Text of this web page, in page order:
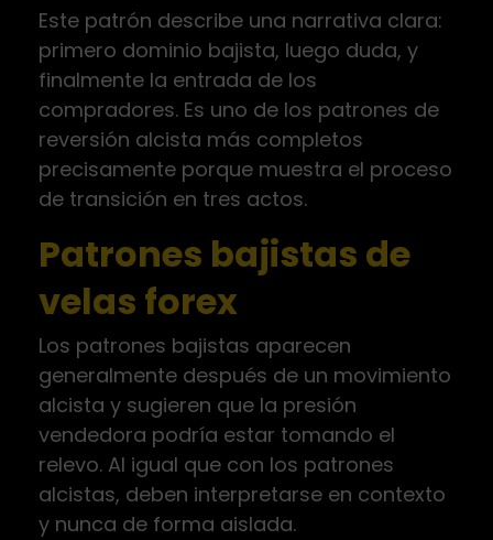
Este patrón describe una narrativa clara:
primero dominio bajista, luego duda, y
finalmente la entrada de los
compradores. Es uno de los patrones de
reversión alcista más completos
precisamente porque muestra el proceso
de transición en tres actos.
Patrones bajistas de
velas forex
Los patrones bajistas aparecen
generalmente después de un movimiento
alcista y sugieren que la presión
vendedora podría estar tomando el
relevo. Al igual que con los patrones
alcistas, deben interpretarse en contexto
y nunca de forma aislada.